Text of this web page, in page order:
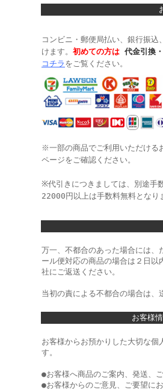
コンビニ・郵便局払い、銀行振
けます。 初めての方は 代金引換
コチラ をご覧ください。
※一部の商品でご利用いただける
ページをご確認ください。
※代引きにつきましては、別途手
22000円以上は手数料無料となり
万一、不都合のあった場合には、
ール便対応の商品の場合は２日以
社にご返送ください。
当初の責による不都合の場合は、
お客様
お客様からお預かりした大切な個
す。
●お客様へ商品のご案内、発送、
●お客様からのご意見、ご要望に